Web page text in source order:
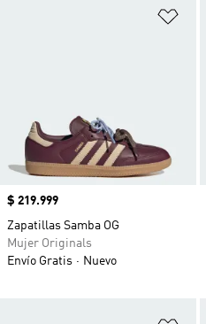
Precio
$ 219.999
Zapatillas Samba OG
Mujer Originals
Envío Gratis
Nuevo